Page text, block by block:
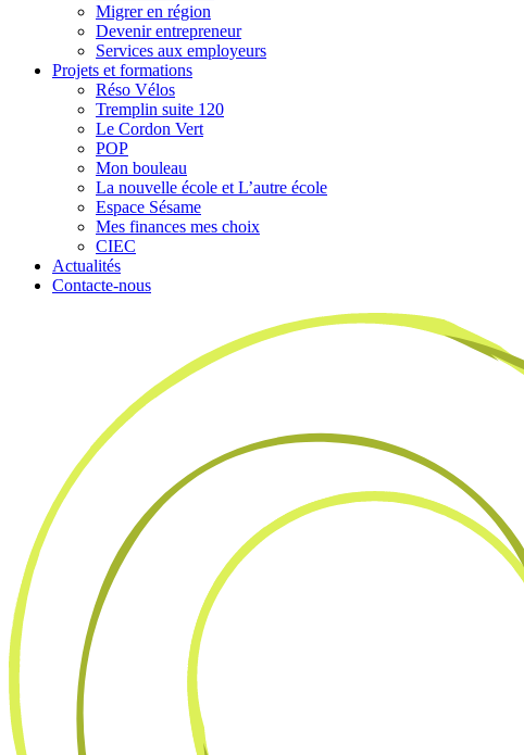
Migrer en région
Devenir entrepreneur
Services aux employeurs
Projets et formations
Réso Vélos
Tremplin suite 120
Le Cordon Vert
POP
Mon bouleau
La nouvelle école et L’autre école
Espace Sésame
Mes finances mes choix
CIEC
Actualités
Contacte-nous